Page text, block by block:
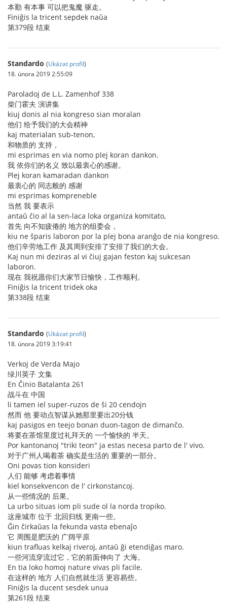
本勤 有本事 可以把鬼魔 驱走。
Finiĝis la tricent sepdek naŭa
第379段 结束
Standardo (Ukázat profil)
18. února 2019 2:55:09
Paroladoj de L.L. Zamenhof 338
柴门霍夫 演讲集
kiuj donis al nia kongreso sian moralan
他们 给予我们的大会精神
kaj materialan sub-tenon,
和物质的 支持，
mi esprimas en via nomo plej koran dankon.
我 依你们的名义 致以最衷心的感谢。
Plej koran kamaradan dankon
最衷心的 同志般的 感谢
mi esprimas kompreneble
当然 我 要表示
antaŭ ĉio al la sen-laca loka organiza komitato,
首先 向不知疲倦的 地方的组委会，
kiu ne ŝparis laboron por la plej bona aranĝo de nia kongreso.
他们辛劳地工作 及其周到安排了安排了我们的大会。
Kaj nun mi deziras al vi ĉiuj gajan feston kaj sukcesan
laboron.
现在 我祝愿你们大家节日愉快，工作顺利。
Finiĝis la tricent tridek oka
第338段 结束
Standardo (Ukázat profil)
18. února 2019 3:19:41
Verkoj de Verda Majo
绿川英子 文集
En Ĉinio Batalanta 261
战斗在 中国
li tamen iel super-ruzos de ŝi 20 cendojn
然而 他 要动点智谋从她那里要出20分钱
kaj pasigos en teejo bonan duon-tagon de dimanĉo.
将要在茶馆里度过礼拜天的 一个愉快的 半天。
Por kantonanoj "triki teon" ja estas necesa parto de l' vivo.
对于广州人喝着茶 确实是生活的 重要的一部分。
Oni povas tion konsideri
人们 能够 考虑着事情
kiel konsekvencon de l' cirkonstancoj.
从一些情况的 后果。
La urbo situas iom pli sude ol la norda tropiko.
这座城市 位于 北回归线 更南一些。
Ĝin ĉirkaŭas la fekunda vasta ebenaĵo
它 周围是肥沃的 广阔平原
kiun trafluas kelkaj riveroj, antaŭ ĝi etendiĝas maro.
一些河流穿流过它，它的前面伸向了 大海。
En tia loko homoj nature vivas pli facile.
在这样的 地方 人们自然就生活 更容易些。
Finiĝis la ducent sesdek unua
第261段 结束